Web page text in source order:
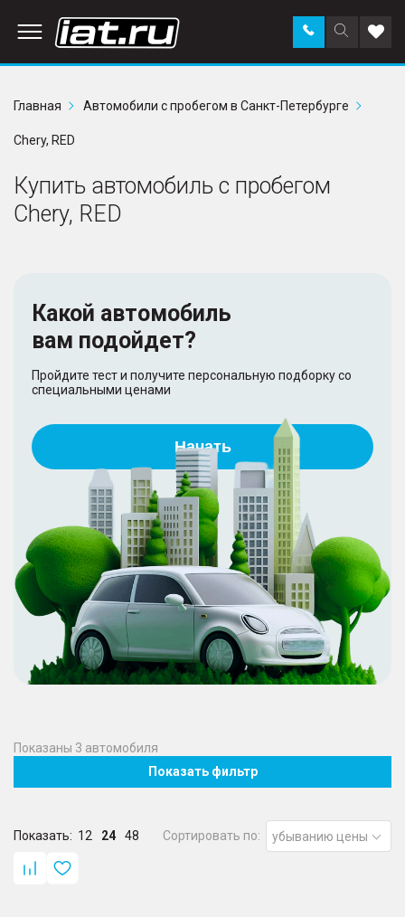
Поиск
по
Заказать
звонок в
Главная
Автомобили с пробегом в Санкт-Петербурге
Chery, RED
Купить автомобиль с пробегом
Chery, RED
Какой автомобиль
вам подойдет?
Пройдите тест и получите персональную подборку со
специальными ценами
Начать
Показаны 3 автомобиля
Показать фильтр
Показать: 12 24 48 Сортировать по: убыванию цены